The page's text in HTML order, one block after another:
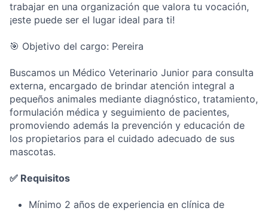
trabajar en una organización que valora tu vocación,
¡este puede ser el lugar ideal para ti!
🎯 Objetivo del cargo: Pereira
Buscamos un Médico Veterinario Junior para consulta
externa, encargado de brindar atención integral a
pequeños animales mediante diagnóstico, tratamiento,
formulación médica y seguimiento de pacientes,
promoviendo además la prevención y educación de
los propietarios para el cuidado adecuado de sus
mascotas.
✅ Requisitos
Mínimo 2 años de experiencia en clínica de